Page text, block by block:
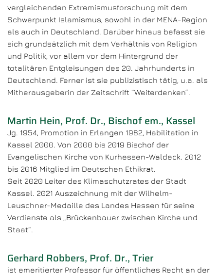
vergleichenden Extremismusforschung mit dem
Schwerpunkt Islamismus, sowohl in der MENA-Region
als auch in Deutschland. Darüber hinaus befasst sie
sich grundsätzlich mit dem Verhältnis von Religion
und Politik, vor allem vor dem Hintergrund der
totalitären Entgleisungen des 20. Jahrhunderts in
Deutschland. Ferner ist sie publizistisch tätig, u.a. als
Mitherausgeberin der Zeitschrift “Weiterdenken”.
Martin Hein, Prof. Dr., Bischof em., Kassel
Jg. 1954, Promotion in Erlangen 1982, Habilitation in
Kassel 2000. Von 2000 bis 2019 Bischof der
Evangelischen Kirche von Kurhessen-Waldeck. 2012
bis 2016 Mitglied im Deutschen Ethikrat.
Seit 2020 Leiter des Klimaschutzrates der Stadt
Kassel. 2021 Auszeichnung mit der Wilhelm-
Leuschner-Medaille des Landes Hessen für seine
Verdienste als „Brückenbauer zwischen Kirche und
Staat“.
Gerhard Robbers, Prof. Dr., Trier
ist emeritierter Professor für öffentliches Recht an der